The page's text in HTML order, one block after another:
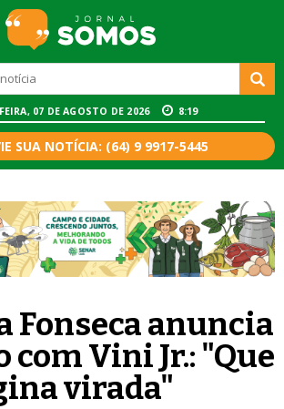
07 DE AGOSTO DE 2026 8:19
SUA NOTÍCIA: (64) 9 9917-5445
Fonseca anuncia
Vini Jr.: "Que
virada"